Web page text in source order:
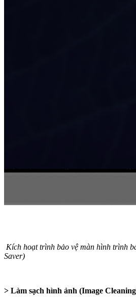
Kích hoạt trình bảo vệ màn hình trình
Saver)
> Làm sạch hình ảnh (Image